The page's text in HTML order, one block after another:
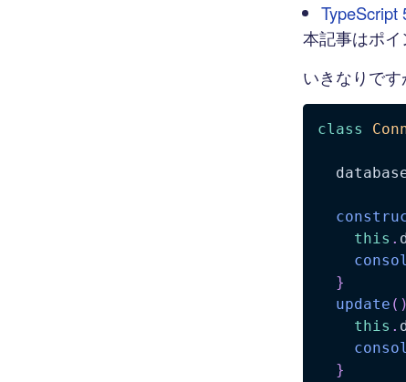
TypeScript
本記事はポイ
いきなりです
class
this .
}
update ( )
this .
}